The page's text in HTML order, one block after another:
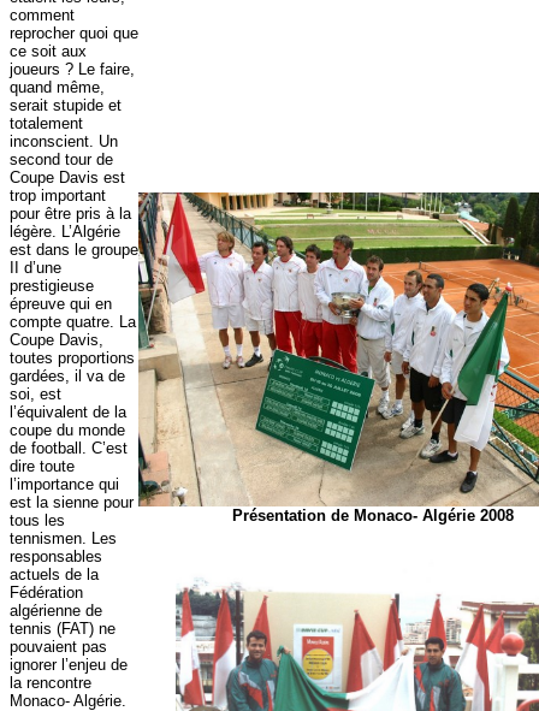
comment
reprocher quoi que
ce soit aux
joueurs ? Le faire,
quand même,
serait stupide et
totalement
inconscient. Un
second tour de
Coupe Davis est
trop important
pour être pris à la
légère. L’Algérie
est dans le groupe
II d’une
prestigieuse
épreuve qui en
compte quatre. La
Coupe Davis,
toutes proportions
gardées, il va de
soi, est
l’équivalent de la
coupe du monde
de football. C’est
dire toute
l’importance qui
est la sienne pour
tous les
tennismen. Les
responsables
actuels de la
Fédération
algérienne de
tennis (FAT) ne
pouvaient pas
ignorer l’enjeu de
la rencontre
Monaco- Algérie.
Présentation de Monaco- Algérie 2008